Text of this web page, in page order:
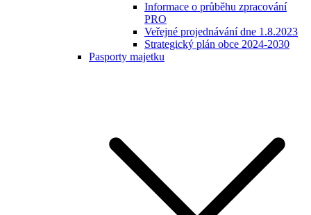
Informace o průběhu zpracování
PRO
Veřejné projednávání dne 1.8.2023
Strategický plán obce 2024-2030
Pasporty majetku